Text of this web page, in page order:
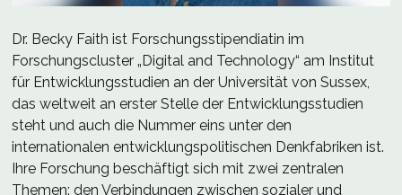
Dr. Becky Faith ist Forschungsstipendiatin im
Forschungscluster „Digital and Technology“ am Institut
für Entwicklungsstudien an der Universität von Sussex,
das weltweit an erster Stelle der Entwicklungsstudien
steht und auch die Nummer eins unter den
internationalen entwicklungspolitischen Denkfabriken ist.
Ihre Forschung beschäftigt sich mit zwei zentralen
Themen: den Verbindungen zwischen sozialer und